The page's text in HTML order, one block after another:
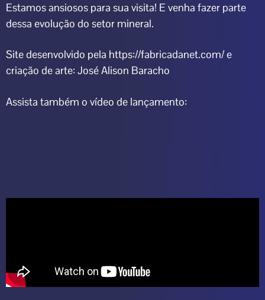
Estamos ansiosos para sua visita! E venha fazer parte
dessa evolução do setor mineral.
Site desenvolvido pela https://fabricadanet.com/e
criação de arte: José Alison Baracho
Assista também o vídeo de lançamento: